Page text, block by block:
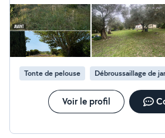
Travail soigné Matériel professionnel Intervention rapide
Secteur : Mauguio et 30/35 km autour. Devis
contactez-moi facilement par message. Au
m'occuper de votre jardin Hugo B.
Tonte de pelouse Débroussaillage de
Voir le profil